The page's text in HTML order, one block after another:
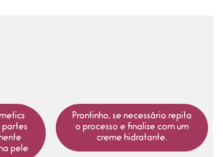
partes
pele
Prontinho, se necessário repita
o processo e finalize com um
creme hidratante.